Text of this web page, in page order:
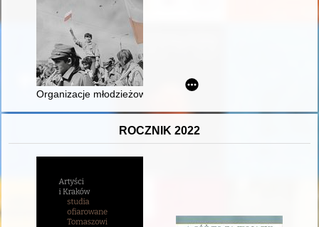
Organizacje młodzieżowe w państwach realnego socjalizmu :
ROCZNIK 2022